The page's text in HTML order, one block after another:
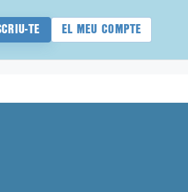
TE EL MEU COMPTE